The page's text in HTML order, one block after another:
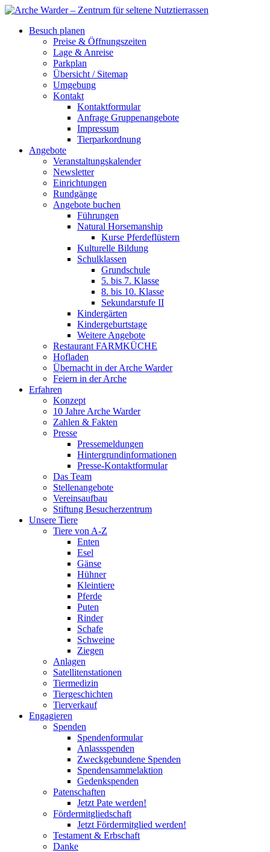
Besuch planen
Preise & Öffnungszeiten
Lage & Anreise
Parkplan
Übersicht / Sitemap
Umgebung
Kontakt
Kontaktformular
Anfrage Gruppenangebote
Impressum
Tierparkordnung
Angebote
Veranstaltungskalender
Newsletter
Einrichtungen
Rundgänge
Angebote buchen
Führungen
Natural Horsemanship
Kurse Pferdeflüstern
Kulturelle Bildung
Schulklassen
Grundschule
5. bis 7. Klasse
8. bis 10. Klasse
Sekundarstufe II
Kindergärten
Kindergeburtstage
Weitere Angebote
Restaurant FARMKÜCHE
Hofladen
Übernacht in der Arche Warder
Feiern in der Arche
Erfahren
Konzept
10 Jahre Arche Warder
Zahlen & Fakten
Presse
Pressemeldungen
Hintergrundinformationen
Presse-Kontaktformular
Das Team
Stellenangebote
Vereinsaufbau
Stiftung Besucherzentrum
Unsere Tiere
Tiere von A-Z
Enten
Esel
Gänse
Hühner
Kleintiere
Pferde
Puten
Rinder
Schafe
Schweine
Ziegen
Anlagen
Satellitenstationen
Tiermedizin
Tiergeschichten
Tierverkauf
Engagieren
Spenden
Spendenformular
Anlassspenden
Zweckgebundene Spenden
Spendensammelaktion
Gedenkspenden
Patenschaften
Jetzt Pate werden!
Fördermitgliedschaft
Jetzt Fördermitglied werden!
Testament & Erbschaft
Danke